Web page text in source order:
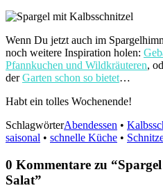
Wenn Du jetzt auch im
noch weitere Inspiration holen:
Pfannkuchen und Wildkräuteren,
derGarten schon so bietet…
Habt ein tolles Wochenende!
SchlagwörterAbendessen •
saisonal • schnelle Küche •
0 Kommentare zu “
Salat”